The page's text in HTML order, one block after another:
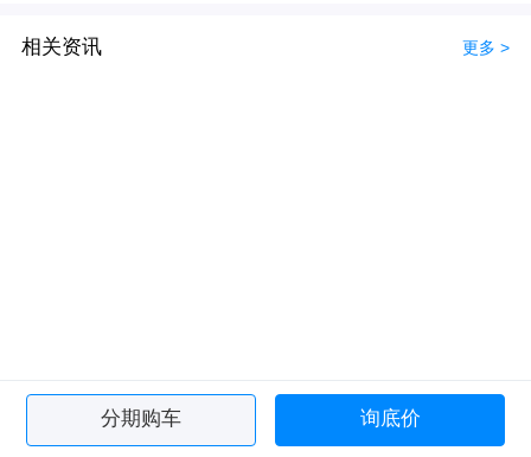
相关资讯 更多 >
分期购车 询底价